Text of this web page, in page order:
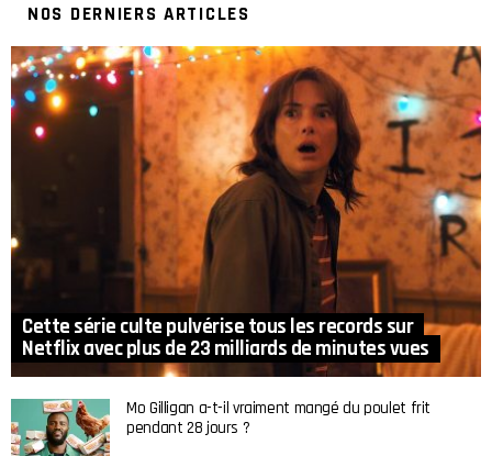
NOS DERNIERS ARTICLES
Cette série culte pulvérise tous les records sur
Netflix avec plus de 23 milliards de minutes vues
Mo Gilligan a-t-il vraiment mangé du poulet frit
pendant 28 jours ?